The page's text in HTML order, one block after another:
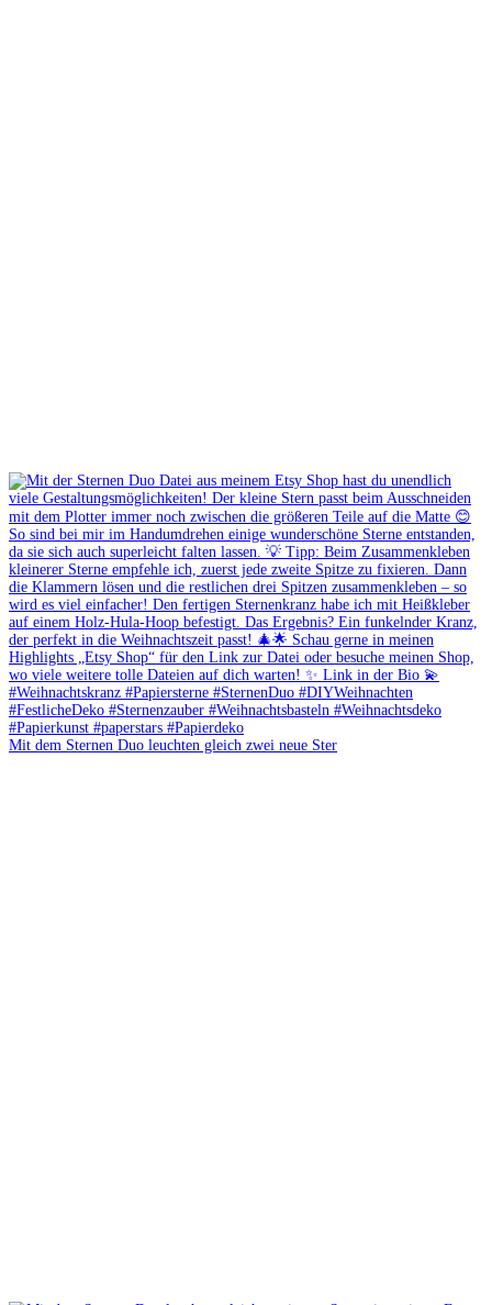
Mit dem Sternen Duo leuchten gleich zwei neue Ster